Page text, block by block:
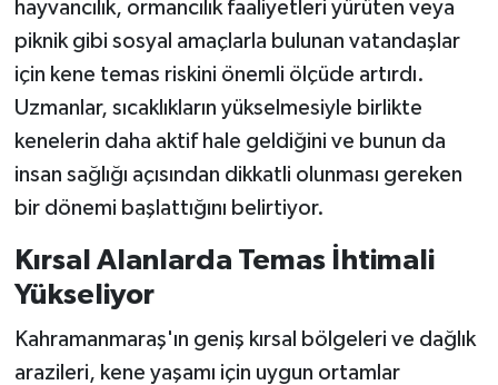
hayvancılık, ormancılık faaliyetleri yürüten veya
piknik gibi sosyal amaçlarla bulunan vatandaşlar
için kene temas riskini önemli ölçüde artırdı.
Uzmanlar, sıcaklıkların yükselmesiyle birlikte
kenelerin daha aktif hale geldiğini ve bunun da
insan sağlığı açısından dikkatli olunması gereken
bir dönemi başlattığını belirtiyor.
Kırsal Alanlarda Temas İhtimali
Yükseliyor
Kahramanmaraş'ın geniş kırsal bölgeleri ve dağlık
arazileri, kene yaşamı için uygun ortamlar